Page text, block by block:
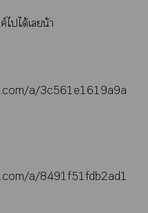
ได้เน้า
a/3c561e1619a9a
a/8491f51fdb2ad1